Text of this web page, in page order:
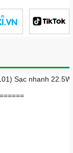
Sạc nhanh 22.5W